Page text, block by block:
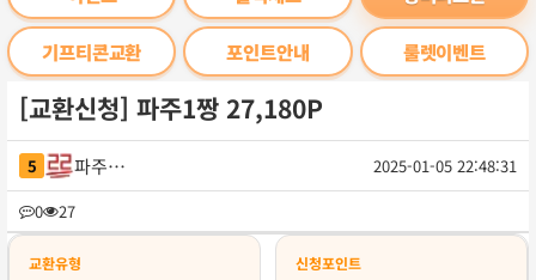
기프티콘교환 포인트안내 룰렛이벤트
[교환신청] 파주1짱 27,180P
5 파주1짱
2025-01-05 22:48:31
0
27
록
교환유형 신청포인트